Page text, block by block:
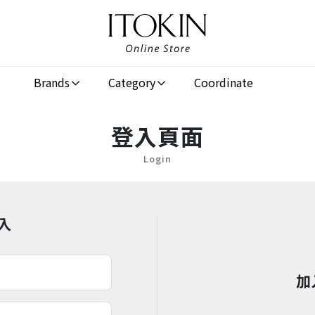
Brands Category Coordinate
登入頁面
Login